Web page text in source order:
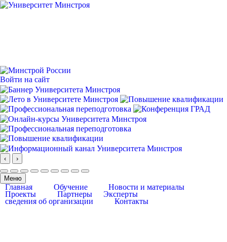
Войти на сайт
‹ ›
Меню
Главная Обучение
Новости и материалы
Проекты
Партнеры
Эксперты
сведения об организации
Контакты